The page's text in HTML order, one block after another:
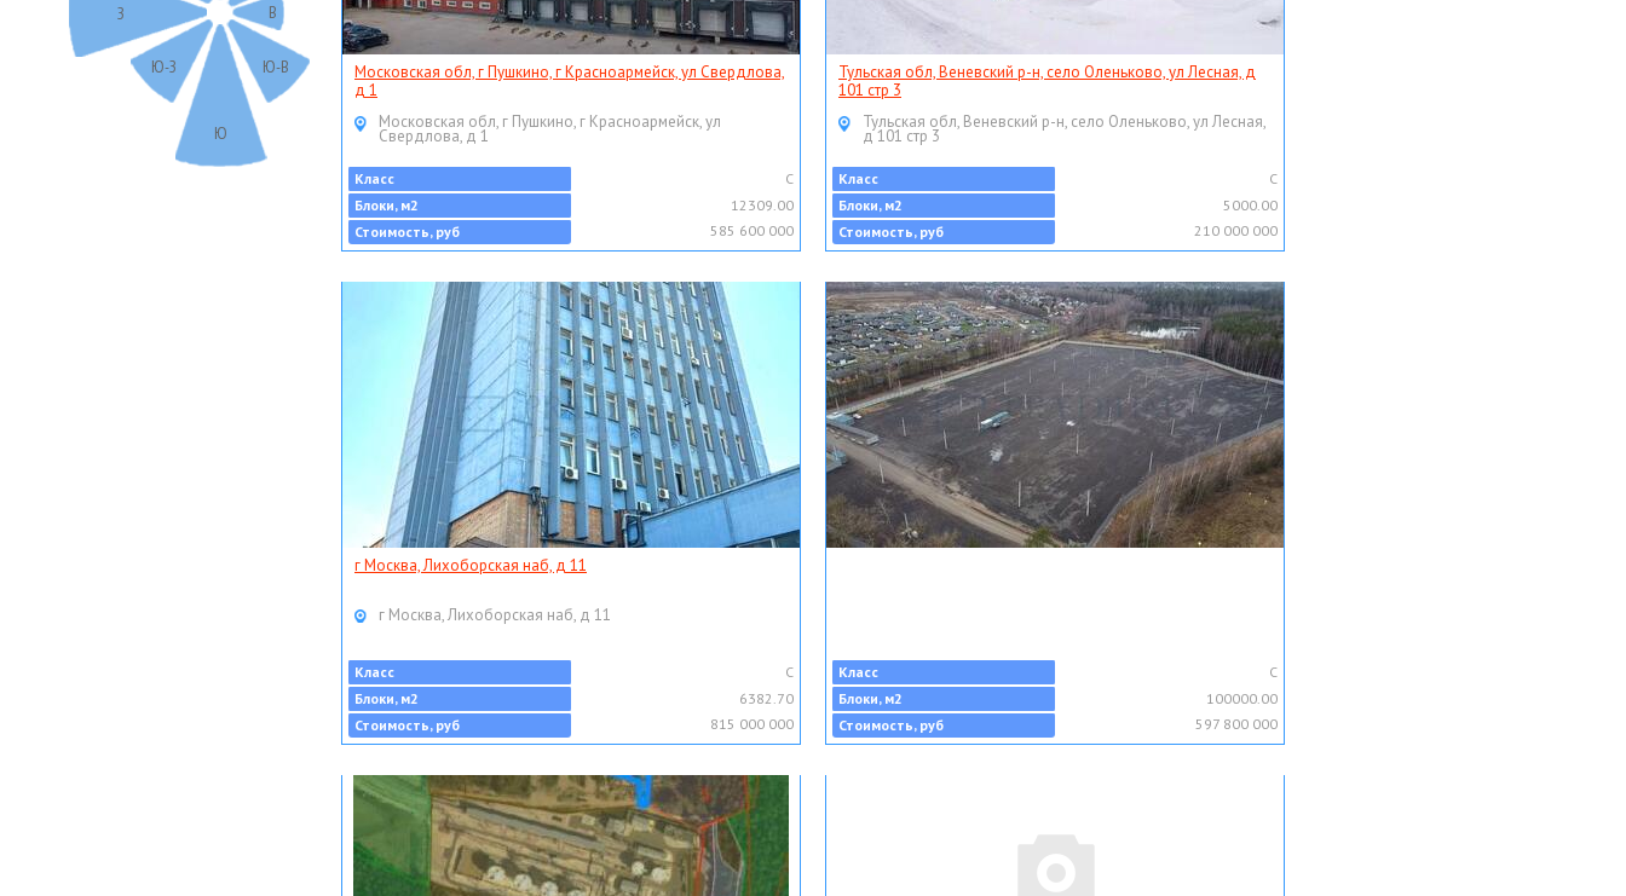
В
Ю-В
Ю
Ю-З
З
Московская обл, г Пушкино, г Красноармейск, ул Свердлова,
д 1
Московская обл, г Пушкино, г Красноармейск, ул
Свердлова, д 1
Класс
C
Блоки, м2
12309.00
Стоимость, руб
585 600 000
Тульская обл, Веневский р-н, село Оленьково, ул Лесная, д
101 стр 3
Тульская обл, Веневский р-н, село Оленьково, ул Лесная,
д 101 стр 3
Класс
C
Блоки, м2
5000.00
Стоимость, руб
210 000 000
г Москва, Лихоборская наб, д 11
г Москва, Лихоборская наб, д 11
Класс
C
Блоки, м2
6382.70
Стоимость, руб
815 000 000
Класс
C
Блоки, м2
100000.00
Стоимость, руб
597 800 000